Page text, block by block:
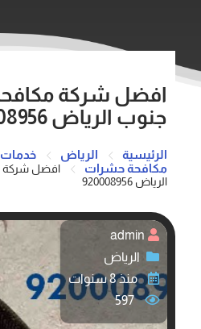
افضل شركة مكافحة
جنوب الرياض 920008956
الرئيسية الرياض
خدمات
مكافحة حشرات
افضل شركة
الرياض 920008956
admin
الرياض
منذ 8 سنوات
597